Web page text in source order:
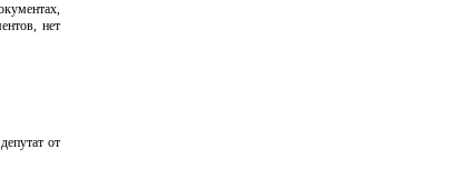
нет
от